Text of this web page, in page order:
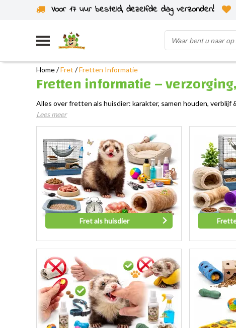
Voor 17 uur besteld, dezelfde dag verzonden!
Uit eigen voorraad verzonden
Home/Fret /Fretten Informatie
Fretten informatie –
Alles over fretten als huisdier: karakter, samen houden, verblijf
Lees meer
Fret als huisdier